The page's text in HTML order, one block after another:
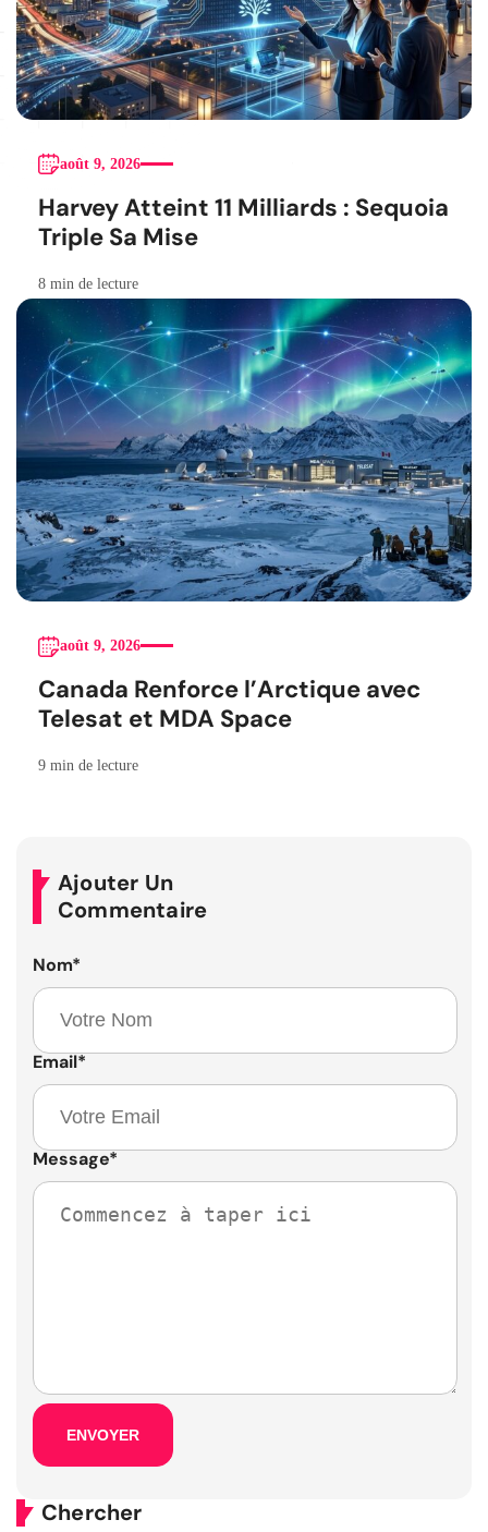
août 9, 2026
Harvey Atteint 11 Milliards : Sequoia
Triple Sa Mise
8 min de lecture
août 9, 2026
Canada Renforce l’Arctique avec
Telesat et MDA Space
9 min de lecture
Ajouter Un
Commentaire
Nom*
Email*
Message*
Chercher